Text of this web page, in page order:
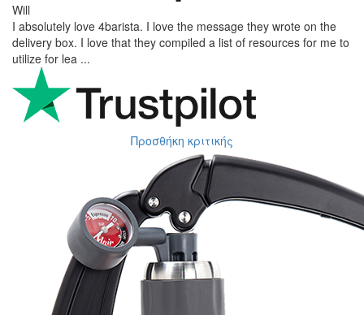
Will
I absolutely love 4barista. I love the message they wrote on the
delivery box. I love that they compiled a list of resources for me to
utilize for lea ...
Προσθήκη κριτικής